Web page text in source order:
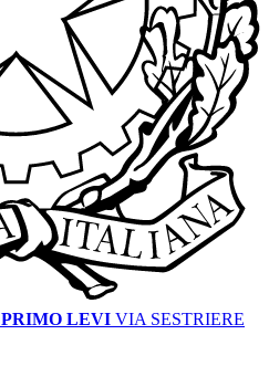
PRIMO LEVI VIA SESTRIERE